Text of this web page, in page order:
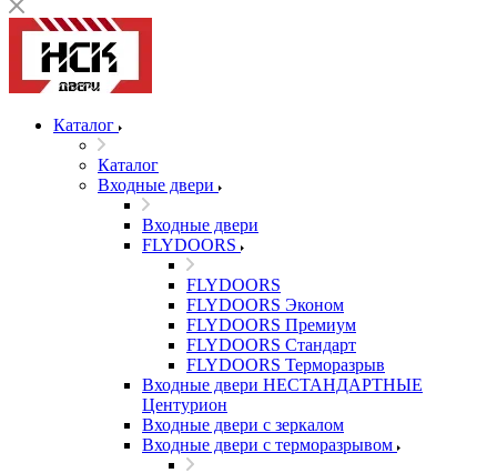
Каталог
Каталог
Входные двери
Входные двери
FLYDOORS
FLYDOORS
FLYDOORS Эконом
FLYDOORS Премиум
FLYDOORS Стандарт
FLYDOORS Терморазрыв
Входные двери НЕСТАНДАРТНЫЕ
Центурион
Входные двери с зеркалом
Входные двери с терморазрывом